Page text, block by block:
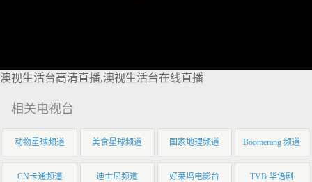
澳视生活台高清直播,澳视生活台在线直播
相关电视台
动物星球频道 美食星球频道 国家地理频道 Boomerang 频道
CN卡通频道 迪士尼频道 好莱坞电影台 TVB 华语剧